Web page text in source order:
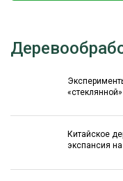
Китайское
экспансия